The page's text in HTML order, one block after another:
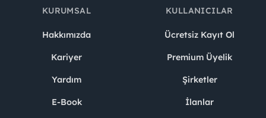
KURUMSAL
Hakkımızda
Kariyer
Yardım
E-Book
KULLANICILAR
Ücretsiz Kayıt Ol
Premium Üyelik
Şirketler
İlanlar